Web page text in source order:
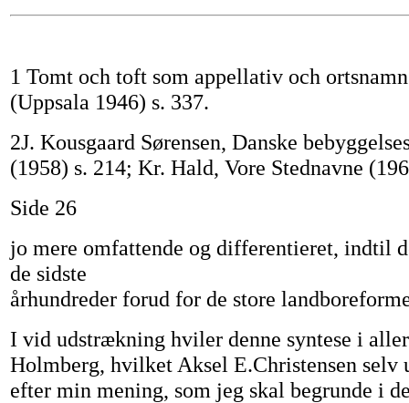
1 Tomt och toft som appellativ och
(Uppsala 1946) s. 337.
2J. Kousgaard Sørensen, Danske
(1958) s. 214; Kr. Hald, Vore Stednavne
Side 26
jo mere omfattende og differentieret, indtil
de sidste
århundreder forud for de store
I vid udstrækning hviler denne syntese i
Holmberg, hvilket Aksel E.Christensen selv
efter min mening, som jeg skal begrunde i